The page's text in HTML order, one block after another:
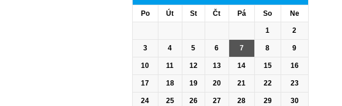
Po Út St Čt Pá So Ne
1 2
3 4 5 6 7 8 9
10 11 12 13 14 15 16
17 18 19 20 21 22 23
24 25 26 27 28 29 30